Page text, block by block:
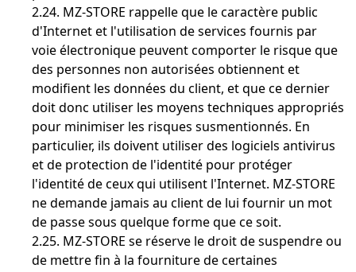
2.24. MZ-STORE rappelle que le caractère public
d'Internet et l'utilisation de services fournis par
voie électronique peuvent comporter le risque que
des personnes non autorisées obtiennent et
modifient les données du client, et que ce dernier
doit donc utiliser les moyens techniques appropriés
pour minimiser les risques susmentionnés. En
particulier, ils doivent utiliser des logiciels antivirus
et de protection de l'identité pour protéger
l'identité de ceux qui utilisent l'Internet. MZ-STORE
ne demande jamais au client de lui fournir un mot
de passe sous quelque forme que ce soit.
2.25. MZ-STORE se réserve le droit de suspendre ou
de mettre fin à la fourniture de certaines